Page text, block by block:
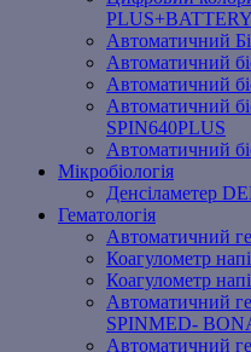
PLUS+BATTERY
Автоматичний
Автоматичний
Автоматичний
Автоматичний
SPIN640PLUS
Автоматичний
Мікробіологія
Денсіламетер
Гематологія
Автоматичний
Коагулометр
Коагулометр
Автоматичний
SPINMED-
Автоматичний